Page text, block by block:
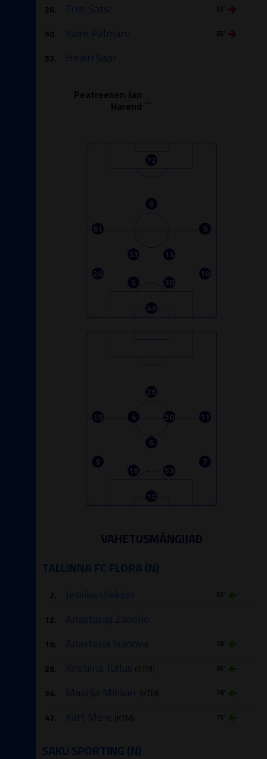
26.
52′
Triin Satsi
50. 65′
Kaire Palmaru
53. Heleri Saar
Peatreener: Jan
Harend ...
72
6
61 9
33
14
20
5 30
10
43
26
19 4 50 11
6
9
16 53
7
10
VAHETUSMÄNGIJAD
TALLINNA FC FLORA (N)
2. 52′
Jessika Uleksin
12. Anastasija Zabello
19. 76′
Anastasia Ivanova
28. 65′
Kristiina Tullus (KTM)
34.
76′
Maarija Mikiver (KTM)
47.
75′
Kärt Mere (KTM)
SAKU SPORTING (N)